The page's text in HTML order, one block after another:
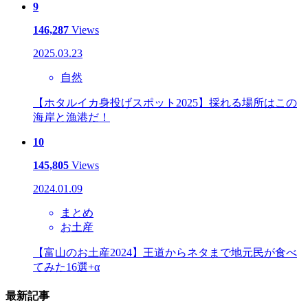
9
146,287 Views
2025.03.23
自然
【ホタルイカ身投げスポット2025】採れる場所はこの
海岸と漁港だ！
10
145,805 Views
2024.01.09
まとめ
お土産
【富山のお土産2024】王道からネタまで地元民が食べ
てみた16選+α
最新記事